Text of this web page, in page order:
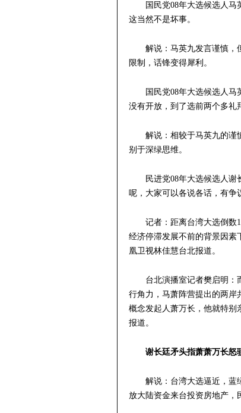
国民党08年大选候选人马
这当然不是坏事。
解说：马英九发言谨慎，
限制，话锋变得犀利。
国民党08年大选候选人
没有开放，到了选前两个多礼
解说：相较于马英九的谨
别于深绿思维。
民进党08年大选候选人
呢，大家可以各说各话，有争
记者：距离台湾大选倒数
经济停滞发展不前的背景因素
凰卫视林佳慧台北报道。
台北演播室记者樊启明：
行角力，马萧阵营提出的两岸
概念发起人萧万长，他就特别
报道。
谢长廷矛头指萧萧万长怒
解说：台湾大选逼近，蓝
放大陆资金来台投资房地产，